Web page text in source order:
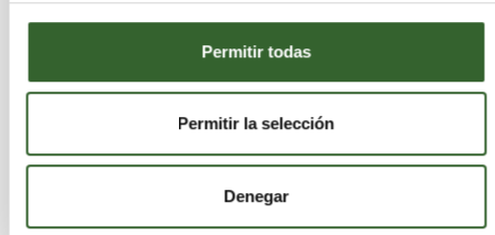
Permitir todas
Permitir la selección
Denegar
Si bien la aplicación periódica de biocarbón
adaptada a las condiciones locales puede reducir
costos y garantizar ventajas a largo plazo, la
agricultores reacios a correr riesgos.
«Dado que es poco probable que los agricultores